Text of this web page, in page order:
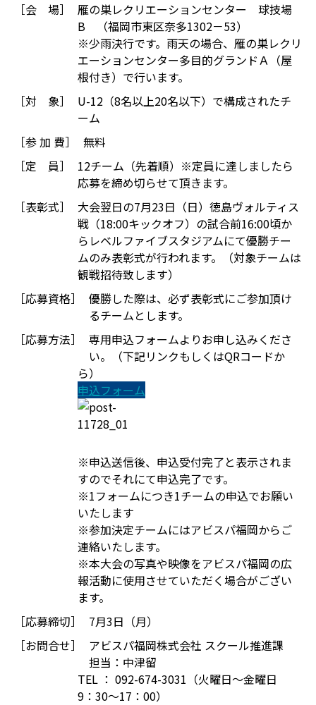
［会 場］
雁の巣レクリエーションセンター 球技場
B （福岡市東区奈多1302－53）
※少雨決行です。雨天の場合、雁の巣レクリ
エーションセンター多目的グランドＡ（屋
根付き）で行います。
［対 象］
U-12（8名以上20名以下）で構成されたチ
ーム
［参 加 費］
無料
［定 員］
12チーム（先着順）※定員に達しましたら
応募を締め切らせて頂きます。
［表彰式］
大会翌日の7月23日（日）徳島ヴォルティス
戦（18:00キックオフ）の試合前16:00頃か
らレベルファイブスタジアムにて優勝チー
ムのみ表彰式が行われます。（対象チームは
観戦招待致します）
［応募資格］
優勝した際は、必ず表彰式にご参加頂け
るチームとします。
［応募方法］
専用申込フォームよりお申し込みくださ
い。（下記リンクもしくはQRコードか
ら）
申込フォーム
※申込送信後、申込受付完了と表示されま
すのでそれにて申込完了です。
※1フォームにつき1チームの申込でお願い
いたします
※参加決定チームにはアビスパ福岡からご
連絡いたします。
※本大会の写真や映像をアビスパ福岡の広
報活動に使用させていただく場合がござい
ます。
［応募締切］
7月3日（月）
［お問合せ］
アビスパ福岡株式会社 スクール推進課
担当：中津留
TEL ： 092-674-3031（火曜日～金曜日
9：30～17：00）